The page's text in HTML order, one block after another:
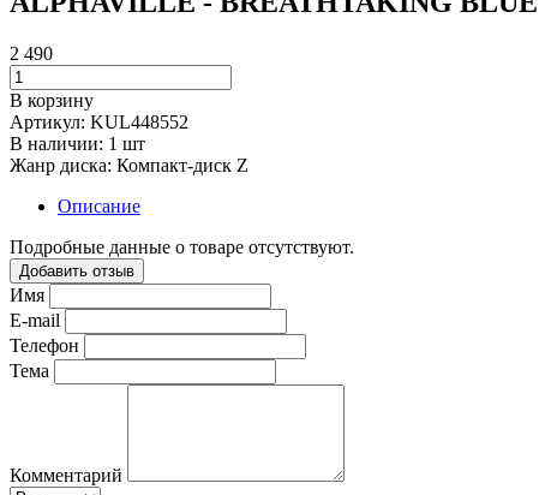
2 490
В корзину
Артикул: KUL448552
В наличии: 1 шт
Жанр диска: Компакт-диск Z
Описание
Подробные данные о товаре отсутствуют.
Добавить отзыв
Имя
E-mail
Телефон
Тема
Комментарий